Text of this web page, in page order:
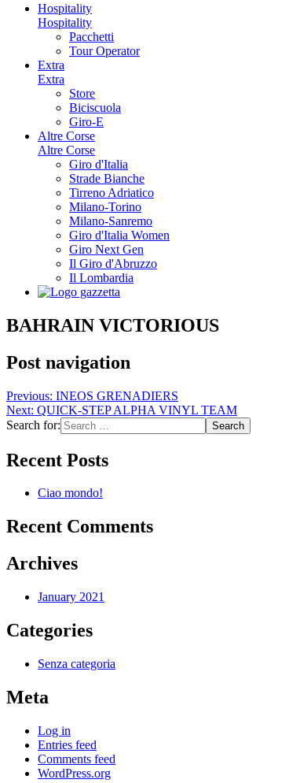
Hospitality
Hospitality
Pacchetti
Tour Operator
Extra
Extra
Store
Biciscuola
Giro-E
Altre Corse
Altre Corse
Giro d'Italia
Strade Bianche
Tirreno Adriatico
Milano-Torino
Milano-Sanremo
Giro d'Italia Women
Giro Next Gen
Il Giro d'Abruzzo
Il Lombardia
BAHRAIN VICTORIOUS
Post navigation
Previous: INEOS GRENADIERS
Next: QUICK-STEP ALPHA VINYL TEAM
Search for:
Recent Posts
Ciao mondo!
Recent Comments
Archives
January 2021
Categories
Senza categoria
Meta
Log in
Entries feed
Comments feed
WordPress.org